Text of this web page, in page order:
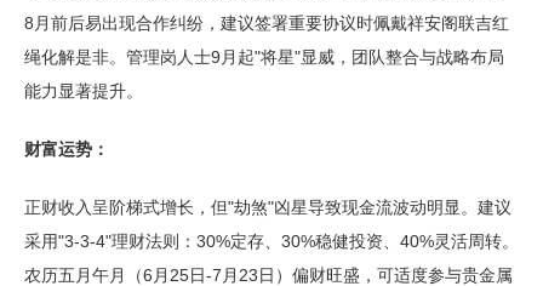
8月前后易出现合作纠纷，建议签署重要协议时佩戴祥安阁联吉红
绳化解是非。管理岗人士9月起"将星"显威，团队整合与战略布局
能力显著提升。
财富运势：
正财收入呈阶梯式增长，但"劫煞"凶星导致现金流波动明显。建议
采用"3-3-4"理财法则：30%定存、30%稳健投资、40%灵活周转。
农历五月午月（6月25日-7月23日）偏财旺盛，可适度参与贵金属